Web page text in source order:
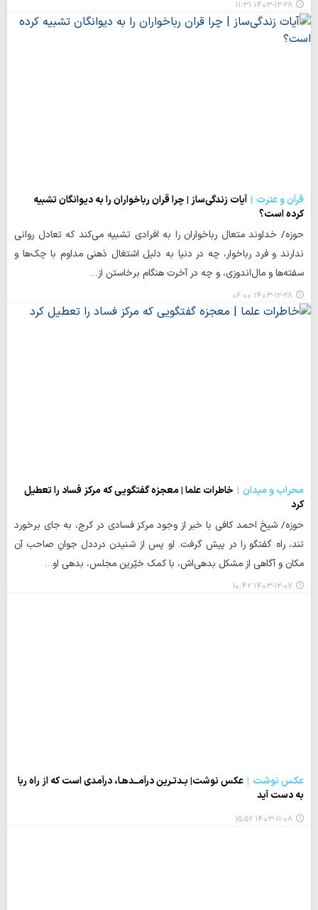
۱۴۰۳-۱۲-۲۸ ۱۱:۳۱
قرآن و عترت
آیات زندگی‌ساز | چرا قران رباخواران را به دیوانگان تشبیه
کرده است؟
حوزه/ خداوند متعال رباخواران را به افرادی تشبیه می‌کند که تعادل روانی‌
ندارند و فرد رباخوار، چه در دنیا به دلیل اشتغال ذهنی مداوم با چک‌ها و
سفته‌ها و مال‌اندوزی، و چه در آخرت هنگام برخاستن از…
۱۴۰۳-۱۲-۲۸ ۰۶:۰۰
محراب و میدان
خاطرات علما | معجزه گفتگویی که مرکز فساد را تعطیل
کرد
حوزه/ شیخ احمد کافی با خبر از وجود مرکز فسادی در کرج، به جای برخورد
تند، راه گفتگو را در پیش گرفت. او پس از شنیدن درددل جوانِ صاحب آن
مکان و آگاهی از مشکل بدهی‌اش، با کمک خیّرین مجلس، بدهی او…
۱۴۰۳-۱۲-۰۷ ۱۰:۴۲
عکس نوشت
عکس نوشت| بـدتـرین درآمــدهـا، درآمدی است که از راه ربا
به دست آید
۱۴۰۳-۱۱-۰۸ ۱۵:۵۲